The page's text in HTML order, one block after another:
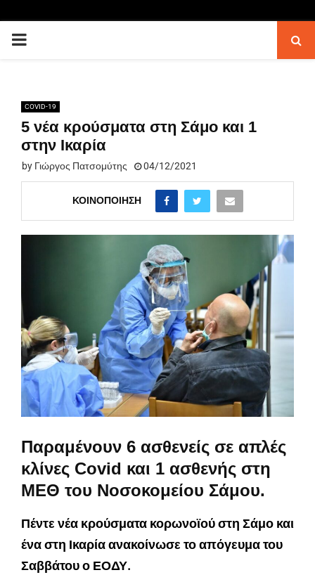
PRIMARY
COVID-19
5 νέα κρούσματα στη Σάμο και 1
στην Ικαρία
by Γιώργος Πατσομύτης 04/12/2021
ΚΟΙΝΟΠΟΊΗΣΗ
Παραμένουν 6 ασθενείς σε απλές
κλίνες Covid και 1 ασθενής στη
ΜΕΘ του Νοσοκομείου Σάμου.
Πέντε νέα κρούσματα κορωνοϊού στη Σάμο και
ένα στη Ικαρία ανακοίνωσε το απόγευμα του
Σαββάτου ο ΕΟΔΥ.